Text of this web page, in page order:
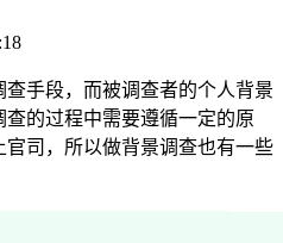
手段，而被调查者的个人背景
的过程中需要遵循一定的原
司，所以做背景调查也有一些